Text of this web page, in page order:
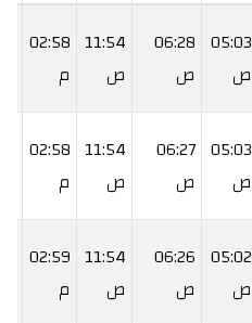
05:03
ص
06:28
ص
11:54
ص
02:58
م
05:03
ص
06:27
ص
11:54
ص
02:58
م
05:02
ص
06:26
ص
11:54
ص
02:59
م